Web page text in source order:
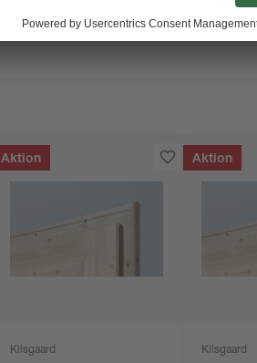
Aktion
Kilsgaard
Aktion
Kilsgaard